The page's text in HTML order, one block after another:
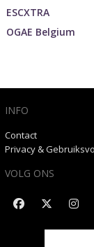
ESCXTRA
OGAE Belgium
INFO
Contact
Privacy &
VOLG ONS